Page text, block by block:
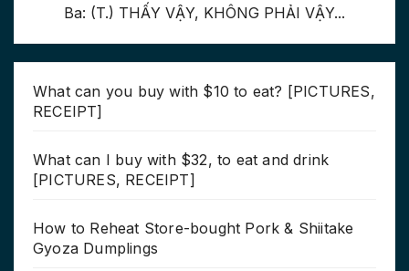
Ba: (T.) THẤY VẬY, KHÔNG PHẢI VẬY...
What can you buy with $10 to eat? [PICTURES,
RECEIPT]
What can I buy with $32, to eat and drink
[PICTURES, RECEIPT]
How to Reheat Store-bought Pork & Shiitake
Gyoza Dumplings